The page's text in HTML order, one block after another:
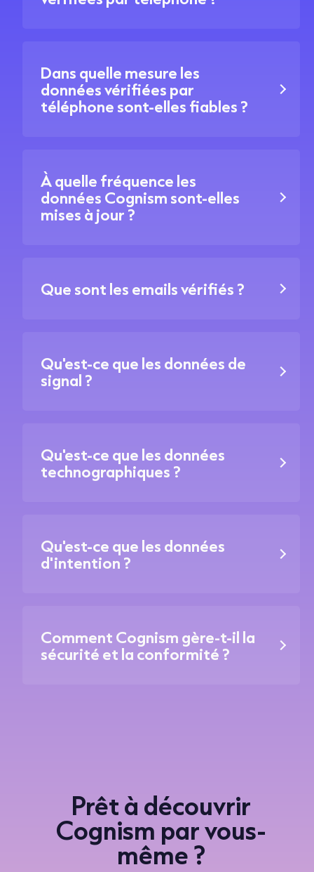
Dans quelle mesure les
données vérifiées par
téléphone sont-elles fiables ?
À quelle fréquence les
données Cognism sont-elles
mises à jour ?
Que sont les emails vérifiés ?
Qu'est-ce que les données de
signal ?
Qu'est-ce que les données
technographiques ?
Qu'est-ce que les données
d'intention ?
Comment Cognism gère-t-il la
sécurité et la conformité ?
Prêt à découvrir
Cognism par vous-
même ?